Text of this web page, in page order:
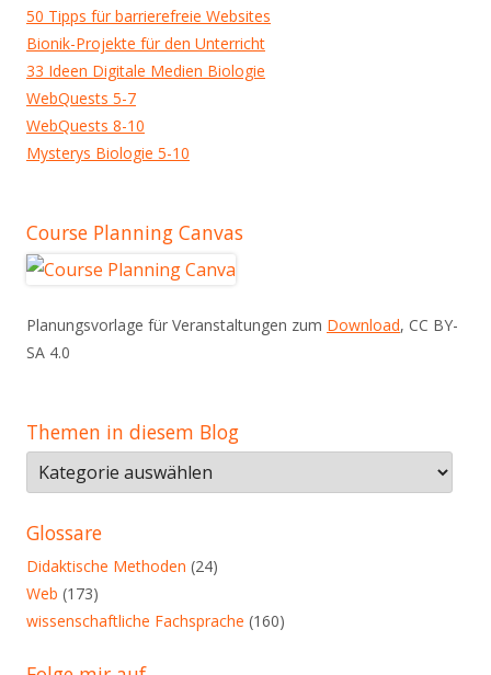
50 Tipps für barrierefreie Websites
Bionik-Projekte für den Unterricht
33 Ideen Digitale Medien Biologie
WebQuests 5-7
WebQuests 8-10
Mysterys Biologie 5-10
Course Planning Canvas
Planungsvorlage für Veranstaltungen zum Download, CC BY-
SA 4.0
Themen in diesem Blog
Themen
in
diesem
Blog
Glossare
Didaktische Methoden (24)
Web (173)
wissenschaftliche Fachsprache (160)